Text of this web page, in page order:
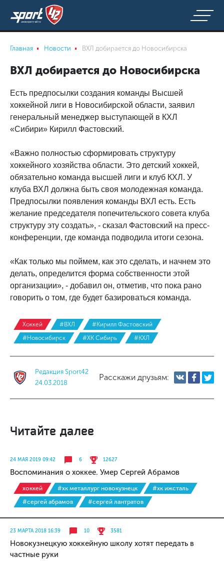
Главная Новости ВХЛ добирается до Новосибирска
ВХЛ добирается до Новосибирска
Есть предпосылки создания команды Высшей
хоккейной лиги в Новосибирской области, заявил
генеральный менеджер выступающей в КХЛ
«Сибири» Кирилл Фастовский.
«Важно полностью сформировать структуру
хоккейного хозяйства области. Это детский хоккей,
обязательно команда высшей лиги и клуб КХЛ. У
клуба ВХЛ должна быть своя молодежная команда.
Предпосылки появления команды ВХЛ есть. Есть
желание председателя попечительского совета клуба
структуру эту создать», - сказал Фастовский на пресс-
конференции, где команда подводила итоги сезона.
«Как только мы поймем, как это сделать, и начнем это
делать, определится форма собственности этой
организации», - добавил он, отметив, что пока рано
говорить о том, где будет базироваться команда.
Хоккей #ВХЛ
#Кирилл Фастовский
#Новосибирск
#ХК Сибирь #КХЛ
Редакция Sport42
24.03.2018
Расскажи друзьям:
Читайте далее
24 МАЯ 2019 09:42 6 12627
Воспоминания о хоккее. Умер Сергей Абрамов
хоккей #хк металлург новокузнецк
#хк ижсталь
#сергей абрамов
#сергей лантратов
23 МАРТА 2018 16:39 10 3581
Новокузнецкую хоккейную школу хотят передать в
частные руки